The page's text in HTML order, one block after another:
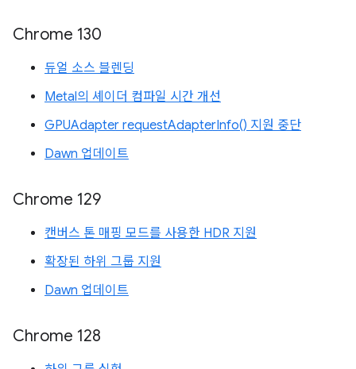
Chrome 130
듀얼 소스 블렌딩
Metal의 셰이더 컴파일 시간 개선
GPUAdapter requestAdapterInfo() 지원 중단
Dawn 업데이트
Chrome 129
캔버스 톤 매핑 모드를 사용한 HDR 지원
확장된 하위 그룹 지원
Dawn 업데이트
Chrome 128